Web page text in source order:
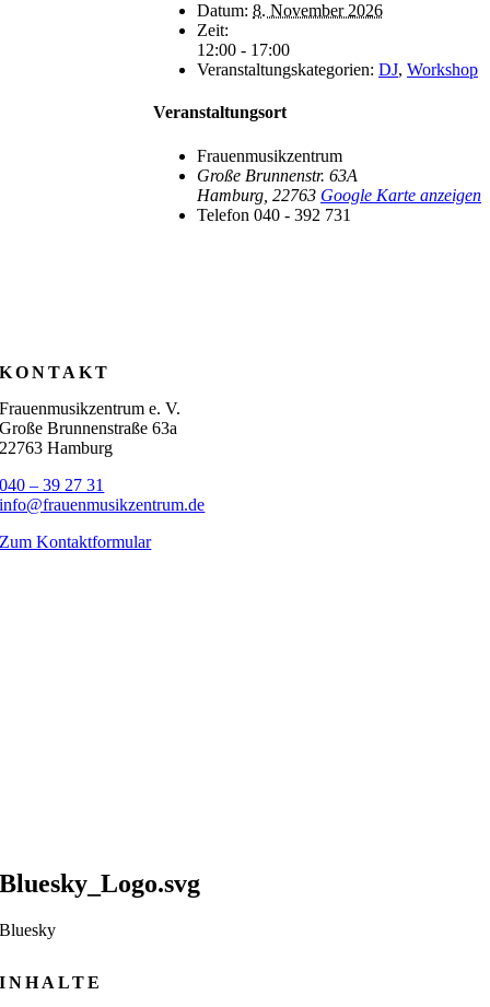
Datum: 8. November 2026
Zeit:
12:00 - 17:00
Veranstaltungskategorien: DJ, Workshop
Veranstaltungsort
Frauenmusikzentrum
Große Brunnenstr. 63A
Hamburg 22763 Google Karte anzeigen
Telefon 040 - 392 731
KONTAKT
Frauenmusikzentrum e. V.
Große Brunnenstraße 63a
22763 Hamburg
040 – 39 27 31
info@frauenmusikzentrum.de
Zum Kontaktformular
Bluesky_Logo.svg
Bluesky
INHALTE